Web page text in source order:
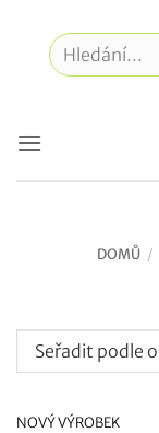
obsah
Hledat:
DOMŮ /
NOVÝ VÝROBEK